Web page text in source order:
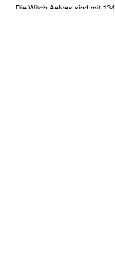
Die Witch Aelves sind mit 134